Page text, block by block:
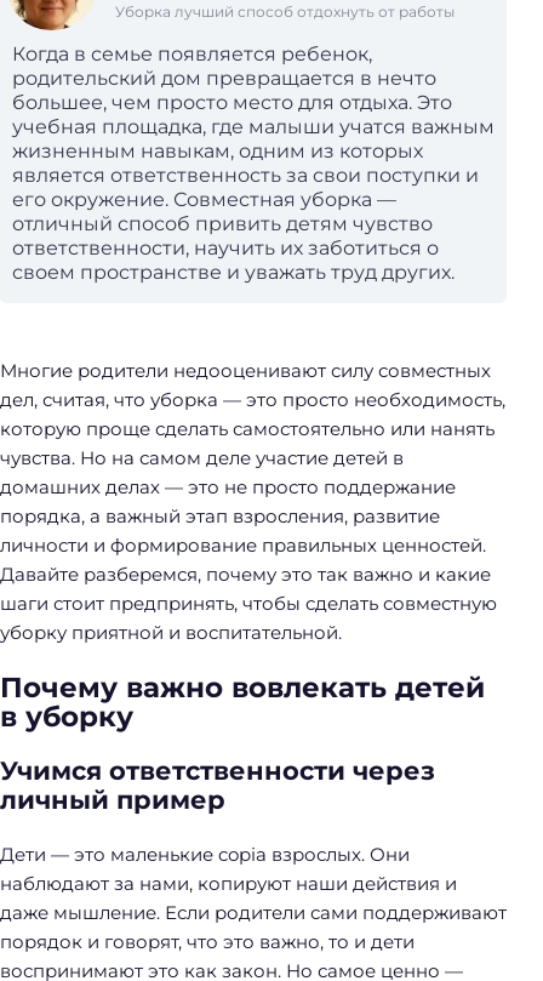
Уборка лучший способ отдохнуть от работы
Когда в семье появляется ребенок,
родительский дом превращается в нечто
большее, чем просто место для отдыха. Это
учебная площадка, где малыши учатся важным
жизненным навыкам, одним из которых
является ответственность за свои поступки и
его окружение. Совместная уборка —
отличный способ привить детям чувство
ответственности, научить их заботиться о
своем пространстве и уважать труд других.
Многие родители недооценивают силу совместных
дел, считая, что уборка — это просто необходимость,
которую проще сделать самостоятельно или нанять
чувства. Но на самом деле участие детей в
домашних делах — это не просто поддержание
порядка, а важный этап взросления, развитие
личности и формирование правильных ценностей.
Давайте разберемся, почему это так важно и какие
шаги стоит предпринять, чтобы сделать совместную
уборку приятной и воспитательной.
Почему важно вовлекать детей
в уборку
Учимся ответственности через
личный пример
Дети — это маленькие copia взрослых. Они
наблюдают за нами, копируют наши действия и
даже мышление. Если родители сами поддерживают
порядок и говорят, что это важно, то и дети
воспринимают это как закон. Но самое ценно —